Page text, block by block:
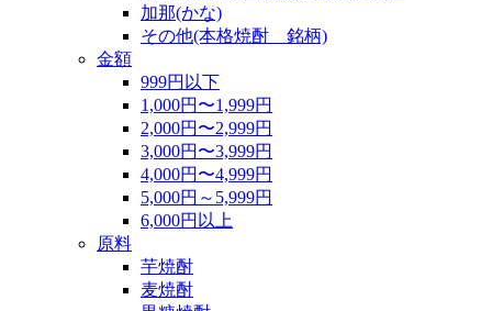
加那(かな)
その他(本格焼酎 銘柄)
金額
999円以下
1,000円〜1,999円
2,000円〜2,999円
3,000円〜3,999円
4,000円〜4,999円
5,000円～5,999円
6,000円以上
原料
芋焼酎
麦焼酎